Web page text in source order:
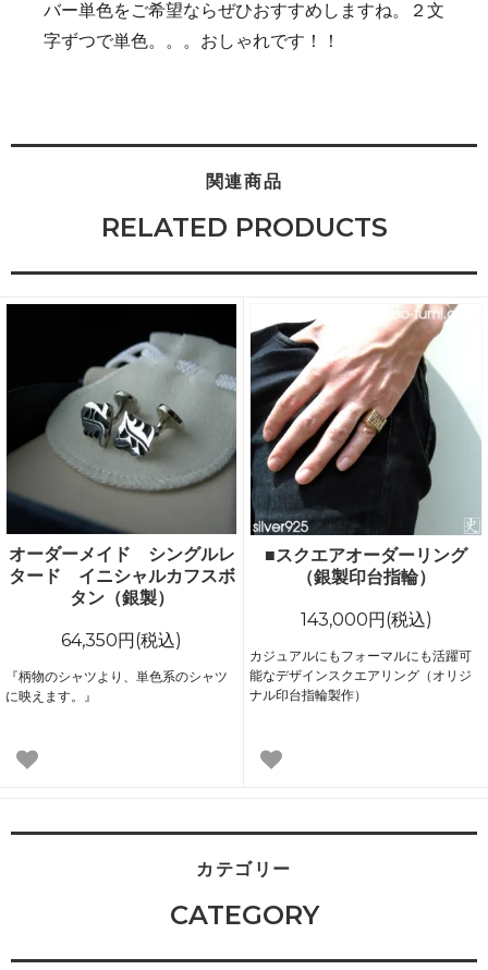
バー単色をご希望ならぜひおすすめしますね。２文
字ずつで単色。。。おしゃれです！！
関連商品
RELATED PRODUCTS
オーダーメイド シングルレ
タード イニシャルカフスボ
タン（銀製）
64,350円(税込)
『柄物のシャツより、単色系のシャツ
に映えます。』
■スクエアオーダーリング
（銀製印台指輪）
143,000円(税込)
カジュアルにもフォーマルにも活躍可
能なデザインスクエアリング（オリジ
ナル印台指輪製作）
カテゴリー
CATEGORY